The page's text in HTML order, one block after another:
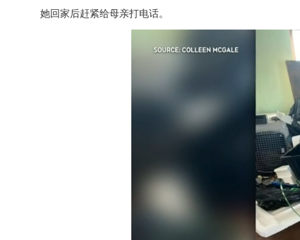
她回家后赶紧给母亲打电话。